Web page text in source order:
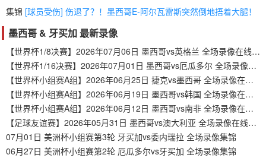
集锦 [球员受伤] 伤退了？！墨西哥E-阿尔瓦雷斯突然倒地捂着大腿！
墨西哥 & 牙买加 最新录像
【世界杯1/8决赛】2026年07月06日 墨西哥vs英格兰 全场录像在线回放
【世界杯1/16决赛】2026年07月01日 墨西哥vs厄瓜多尔 全场录像在线回放
【世界杯小组赛A组】2026年06月25日 捷克vs墨西哥 全场录像在线回放
【世界杯小组赛A组】2026年06月19日 墨西哥vs韩国 全场录像在线回放
【世界杯小组赛A组】2026年06月12日 墨西哥vs南非 全场录像在线回放
【足球友谊赛】2026年05月31日 墨西哥vs澳大利亚 全场录像在线回放
07月01日 美洲杯小组赛第3轮 牙买加vs委内瑞拉 全场录像集锦
06月27日 美洲杯小组赛第2轮 厄瓜多尔vs牙买加 全场录像集锦